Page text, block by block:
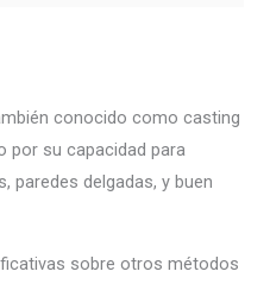
conocido como casting
por su capacidad para
paredes delgadas, y buen
sobre otros métodos